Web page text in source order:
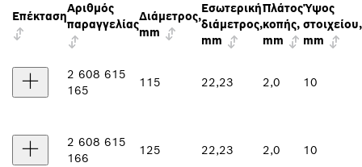
Επέκταση
Αριθμός
παραγγελίας
Διάμετρος,
mm
Εσωτερική
διάμετρος,
mm
Πλάτος
κοπής,
mm
Ύψος
στοιχείου,
mm
2 608 615
165
115 22,23 2,0 10
2 608 615
166
125 22,23 2,0 10